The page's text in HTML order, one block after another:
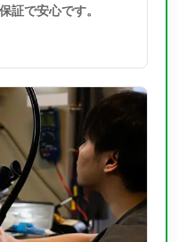
証で安心です。